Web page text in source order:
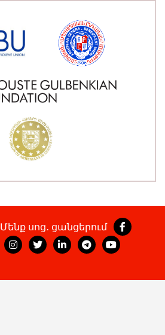
Մենք սոց․ ցանցերում